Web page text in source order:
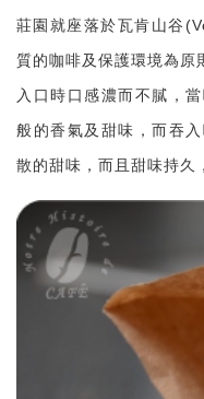
莊園就座落於瓦肯山谷
質的咖啡及保護環境為原
入口時口感濃而不膩，
般的香氣及甜味，而吞
散的甜味，而且甜味持久